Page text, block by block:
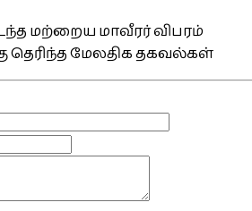
மற்றைய மாவீரர் விபரம்
தெரிந்த மேலதிக தகவல்கள்